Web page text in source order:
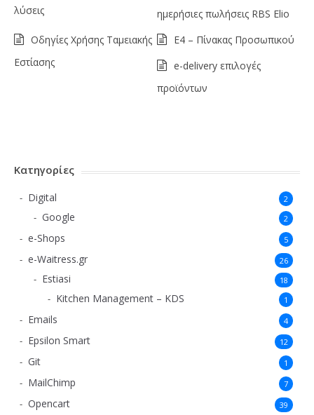
λύσεις
ημερήσιες πωλήσεις RBS Elio
Οδηγίες Χρήσης Ταμειακής
Εστίασης
Ε4 – Πίνακας Προσωπικού
e-delivery επιλογές
προϊόντων
Κατηγορίες
Digital 2
Google 2
e-Shops 5
e-Waitress.gr 26
Estiasi 18
Kitchen Management – KDS 1
Emails 4
Epsilon Smart 12
Git 1
MailChimp 7
Opencart 39